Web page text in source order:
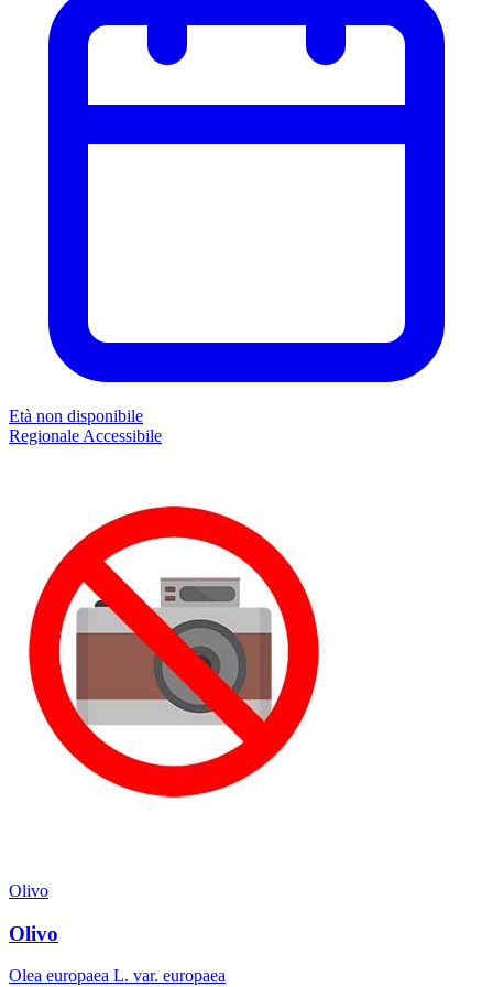
Età non disponibile
Regionale Accessibile
Olivo
Olivo
Olea europaea L. var. europaea